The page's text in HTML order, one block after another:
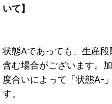
いて】
状態Aであっても、生産
含む場合がございます。
度合いによって「状態A-
す。